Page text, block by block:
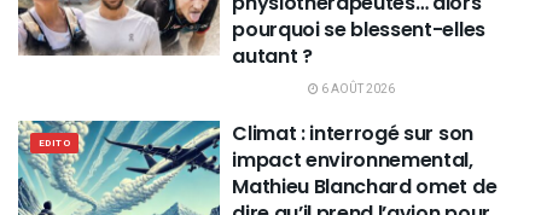
pourquoi se blessent-elles
autant ?
6 AOÛT 2026
EDITO
Climat : interrogé sur son
impact environnemental,
Mathieu Blanchard omet de